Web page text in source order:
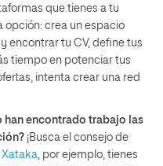
que tienes a tu
opción: crea un espacio
encontrar tu CV, define tus
tiempo en potenciar tus
intenta crear una red
han encontrado trabajo las
¡Busca el consejo de
Xataka, por ejemplo, tienes